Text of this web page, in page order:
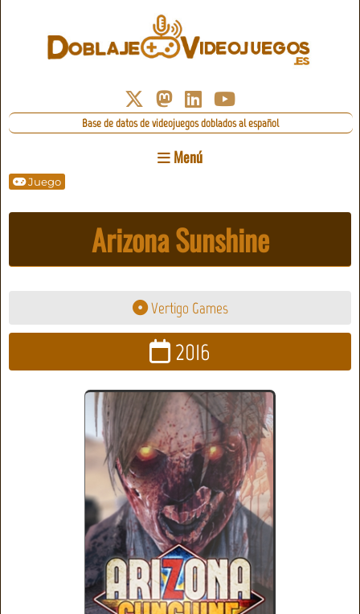
Base de datos de videojuegos doblados al español
Menú
Juego
Arizona Sunshine
Vertigo Games
2016